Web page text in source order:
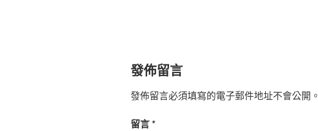
發佈留言
發佈留言必須填寫的電子郵件地址不會公開。
留言*